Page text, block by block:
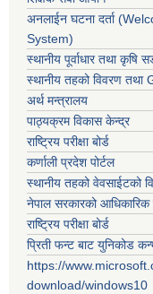
अनलाईन घटना दर्ता
System)
स्थानीय पूर्वाधार तथा कृषि
स्थानीय तहको विवरण तथा
अर्थ मन्त्रालय
पाठ्यक्रम विकास केन्द्र
राष्ट्रिय परीक्षा बोर्ड
कर्णाली प्रदेश पोर्टल
स्थानीय तहको वेवसाईटको
नेपाल सरकारको आधिकारिक
राष्ट्रिय परीक्षा बोर्ड
प्रिती फन्ट बाट युनिकोड
https://
download/windows10